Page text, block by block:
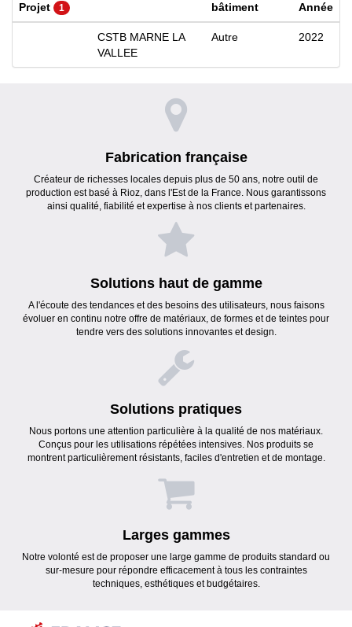
Projet 1
bâtiment
Année
CSTB MARNE LA
VALLEE
Autre 2022
Fabrication française
Créateur de richesses locales depuis plus de 50 ans, notre outil de
production est basé à Rioz, dans l'Est de la France. Nous garantissons
ainsi qualité, fiabilité et expertise à nos clients et partenaires.
Solutions haut de gamme
A l'écoute des tendances et des besoins des utilisateurs, nous faisons
évoluer en continu notre offre de matériaux, de formes et de teintes pour
tendre vers des solutions innovantes et design.
Solutions pratiques
Nous portons une attention particulière à la qualité de nos matériaux.
Conçus pour les utilisations répétées intensives. Nos produits se
montrent particulièrement résistants, faciles d'entretien et de montage.
Larges gammes
Notre volonté est de proposer une large gamme de produits standard ou
sur-mesure pour répondre efficacement à tous les contraintes
techniques, esthétiques et budgétaires.